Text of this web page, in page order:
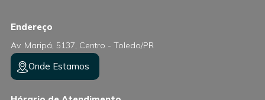
Endereço
Av. Maripá, 5137, Centro - Toledo/PR
Onde Estamos